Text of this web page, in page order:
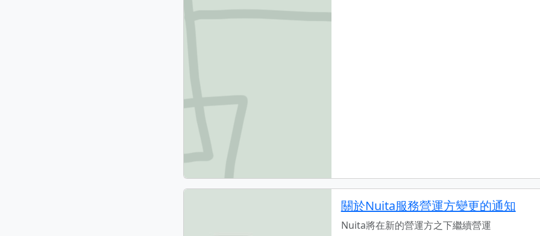
關於Nuita服務營運方變更的通知
Nuita將在新的營運方之下繼續營運